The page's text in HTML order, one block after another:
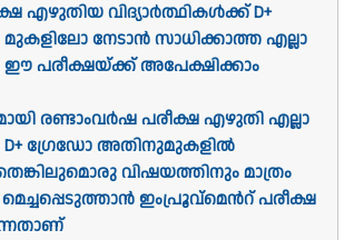
എഴുതിയ വിദ്യാർത്ഥികൾക്ക് D+
നേടാൻ സാധിക്കാത്ത എല്ലാ
പരീക്ഷയ്ക്ക് അപേക്ഷിക്കാം
രണ്ടാംവർഷ പരീക്ഷ എഴുതി എല്ലാ
ഗ്രേഡോ അതിനുമുകളിൽ
വിഷയത്തിനും മാത്രം
ഇംപ്രൂവ്മെൻറ് പരീക്ഷ